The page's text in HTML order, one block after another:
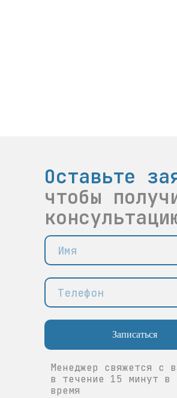
Записаться
Менеджер свяжется с
в течение 15 минут в
время
Оставьте
чтобы